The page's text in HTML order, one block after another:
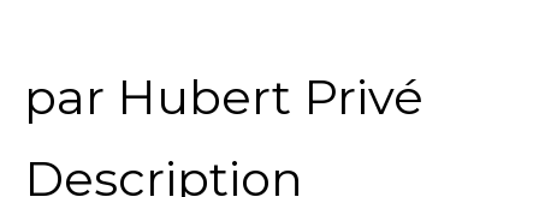
par Hubert Privé
Description